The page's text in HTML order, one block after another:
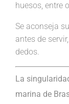
huesos, entre
Se aconseja
antes de
dedos.
La
marina de